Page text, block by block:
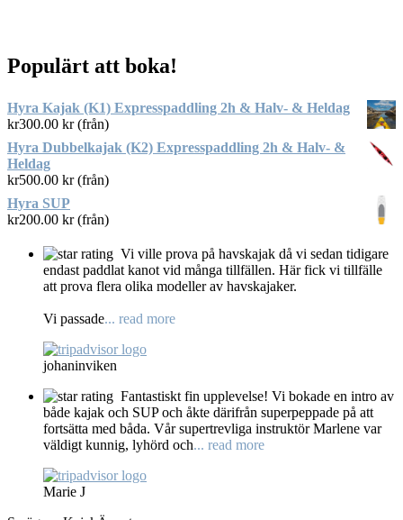
Populärt att boka!
Hyra Kajak (K1) Expresspaddling 2h & Halv- & Heldag
kr300.00 kr (från)
Hyra Dubbelkajak (K2) Expresspaddling 2h & Halv- &
Heldag
kr500.00 kr (från)
Hyra SUP
kr200.00 kr (från)
Vi ville prova på havskajak då vi sedan tidigare
endast paddlat kanot vid många tillfällen. Här fick vi tillfälle
att prova flera olika modeller av havskajaker.
Vi passade... read more
johaninviken
Fantastiskt fin upplevelse! Vi bokade en intro av
både kajak och SUP och åkte därifrån superpeppade på att
fortsätta med båda. Vår supertrevliga instruktör Marlene var
väldigt kunnig, lyhörd och... read more
Marie J